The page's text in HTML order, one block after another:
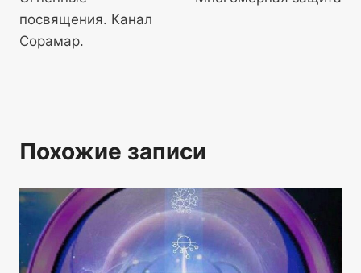
по
записям
посвящения. Канал
Сорамар.
Похожие записи